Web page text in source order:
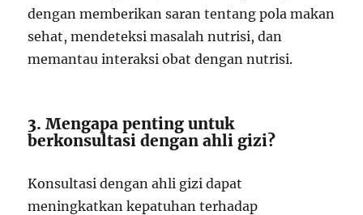
dengan memberikan saran tentang pola makan
sehat, mendeteksi masalah nutrisi, dan
memantau interaksi obat dengan nutrisi.
3. Mengapa penting untuk
berkonsultasi dengan ahli gizi?
Konsultasi dengan ahli gizi dapat
meningkatkan kepatuhan terhadap